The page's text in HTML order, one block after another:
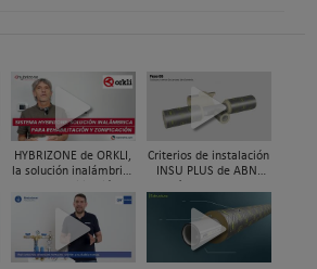
HYBRIZONE de ORKLI,
la solución inalámbrica
zonificación del clima
en vivienda
Criterios de instalación
INSU PLUS de ABN,